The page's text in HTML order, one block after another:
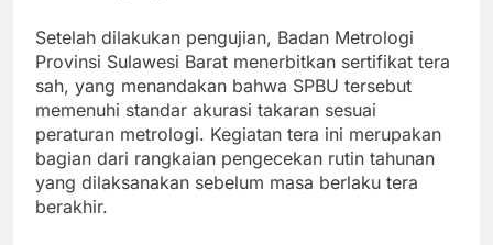
Setelah dilakukan pengujian, Badan Metrologi
Provinsi Sulawesi Barat menerbitkan sertifikat tera
sah, yang menandakan bahwa SPBU tersebut
memenuhi standar akurasi takaran sesuai
peraturan metrologi. Kegiatan tera ini merupakan
bagian dari rangkaian pengecekan rutin tahunan
yang dilaksanakan sebelum masa berlaku tera
berakhir.